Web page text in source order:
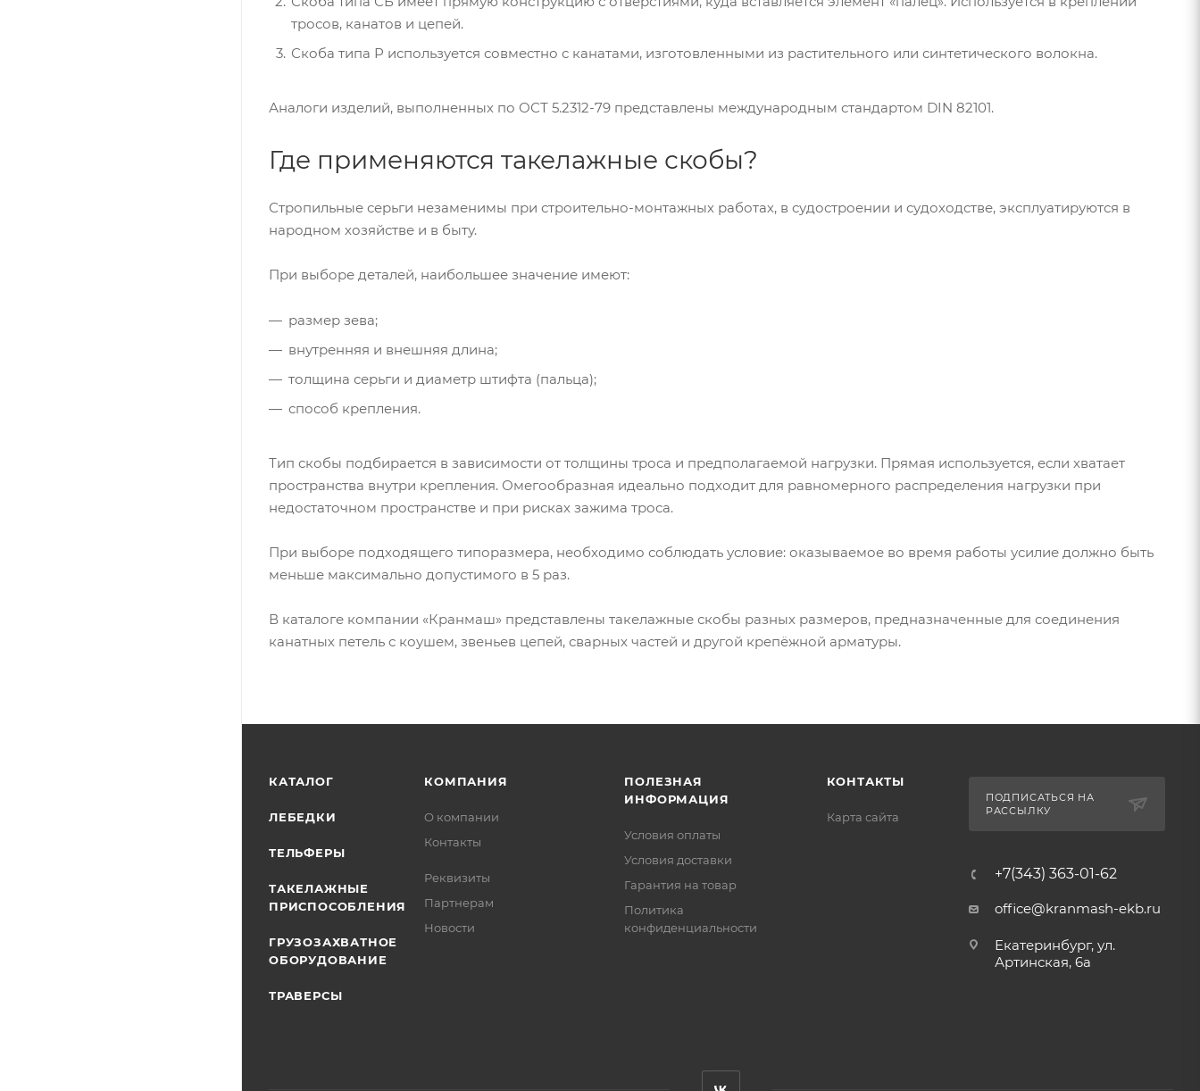
тросов, канатов и цепей.
Скоба типа Р используется совместно с канатами, изготовленными из растительного или синтетического волокна.
Аналоги изделий, выполненных по ОСТ 5.2312-79 представлены международным стандартом DIN 82101.
Где применяются такелажные скобы?
Стропильные серьги незаменимы при строительно-монтажных работах, в судостроении и судоходстве, эксплуатируются в
народном хозяйстве и в быту.
При выборе деталей, наибольшее значение имеют:
размер зева;
внутренняя и внешняя длина;
толщина серьги и диаметр штифта (пальца);
способ крепления.
Тип скобы подбирается в зависимости от толщины троса и предполагаемой нагрузки. Прямая используется, если хватает
пространства внутри крепления. Омегообразная идеально подходит для равномерного распределения нагрузки при
недостаточном пространстве и при рисках зажима троса.
При выборе подходящего типоразмера, необходимо соблюдать условие: оказываемое во время работы усилие должно быть
меньше максимально допустимого в 5 раз.
В каталоге компании «Кранмаш» представлены такелажные скобы разных размеров, предназначенные для соединения
канатных петель с коушем, звеньев цепей, сварных частей и другой крепёжной арматуры.
КАТАЛОГ
ЛЕБЕДКИ
ТЕЛЬФЕРЫ
ТАКЕЛАЖНЫЕ
ПРИСПОСОБЛЕНИЯ
ГРУЗОЗАХВАТНОЕ
ОБОРУДОВАНИЕ
ТРАВЕРСЫ
КОМПАНИЯ
О компании
Контакты
Реквизиты
Партнерам
Новости
ПОЛЕЗНАЯ
ИНФОРМАЦИЯ
Условия оплаты
Условия доставки
Гарантия на товар
Политика
конфиденциальности
КОНТАКТЫ
Карта сайта
ПОДПИСАТЬСЯ НА
РАССЫЛКУ
+7(343) 363-01-62
office@kranmash-ekb.ru
Екатеринбург, ул.
Артинская, 6а